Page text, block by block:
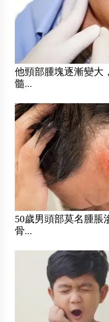
他頸部腫塊逐漸變大
髓...
50歲男頭部莫名腫脹
骨...